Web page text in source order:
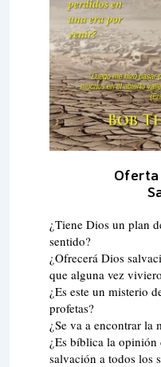
Oferta
¿Tiene Dios un plan
sentido?
¿Ofrecerá Dios
que alguna vez
¿Es este un misterio
profetas?
¿Se va a encontrar la
¿Es bíblica la opinión
salvación a todos los